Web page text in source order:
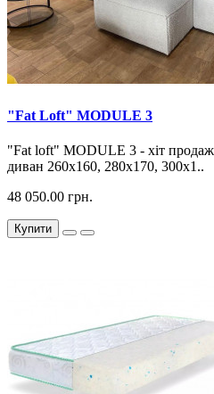
"Fat Loft" MODULE 3
"Fat loft" MODULE 3 - хіт
диван 260х160, 280х170, 300х1..
48 050.00 грн.
Купити